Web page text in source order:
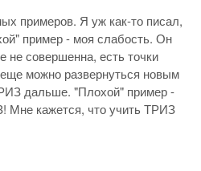
примеров. Я уж как-то писал,
пример - моя слабость. Он
не совершенна, есть точки
еще можно развернуться новым
дальше. "Плохой" пример -
Мне кажется, что учить ТРИЗ